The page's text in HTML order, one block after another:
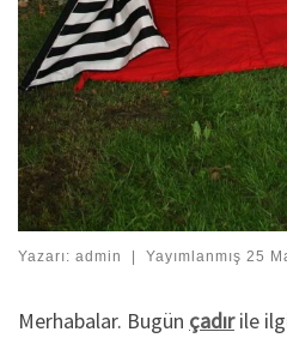
Yazarı: admin Yayımlanmış 25
Merhabalar. Bugün çadırile